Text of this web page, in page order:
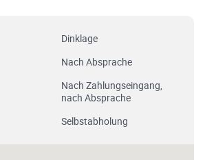
Dinklage
Nach Absprache
Nach Zahlungseingang,
nach Absprache
Selbstabholung